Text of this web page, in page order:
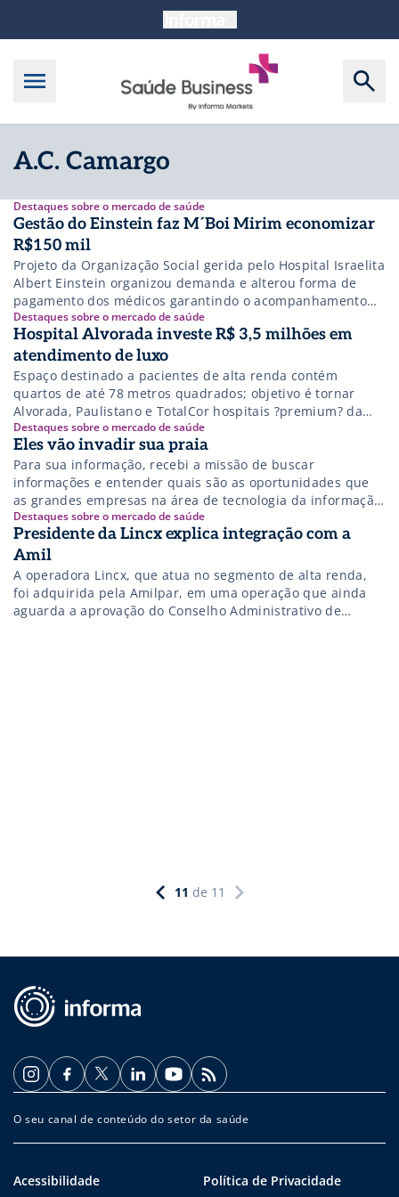
A.C. Camargo
Destaques sobre o mercado de saúde
Gestão do Einstein faz M´Boi Mirim economizar
R$150 mil
Projeto da Organização Social gerida pelo Hospital Israelita
Albert Einstein organizou demanda e alterou forma de
pagamento dos médicos garantindo o acompanhamento
do paciente
Destaques sobre o mercado de saúde
Hospital Alvorada investe R$ 3,5 milhões em
atendimento de luxo
Espaço destinado a pacientes de alta renda contém
quartos de até 78 metros quadrados; objetivo é tornar
Alvorada, Paulistano e TotalCor hospitais ?premium? da
Amilpar em São Paulo
Destaques sobre o mercado de saúde
Eles vão invadir sua praia
Para sua informação, recebi a missão de buscar
informações e entender quais são as oportunidades que
as grandes empresas na área de tecnologia da informação
enxergam na saúde pública brasileira. Sim, elas já estão
descobrindo esta área e vindo com tudo: invadindo a praia
com guarda-sol e cadeira, e olhando para um mar azul
cheio […]
Destaques sobre o mercado de saúde
Presidente da Lincx explica integração com a
Amil
A operadora Lincx, que atua no segmento de alta renda,
foi adquirida pela Amilpar, em uma operação que ainda
aguarda a aprovação do Conselho Administrativo de
11 de 11
O seu canal de conteúdo do setor da saúde
Acessibilidade Política de Privacidade